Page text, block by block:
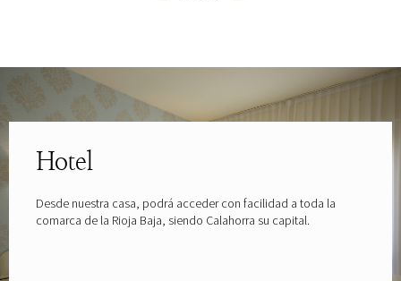
Hotel
Desde nuestra casa, podrá acceder con facilidad a toda la
comarca de la Rioja Baja, siendo Calahorra su capital.